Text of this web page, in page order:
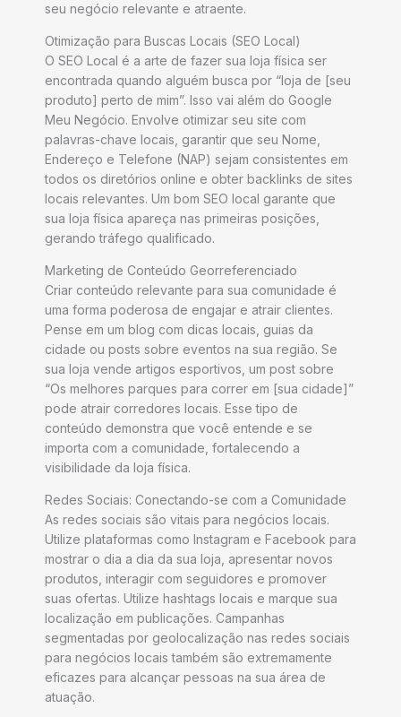
seu negócio relevante e atraente.
Otimização para Buscas Locais (SEO Local)
O SEO Local é a arte de fazer sua loja física ser
encontrada quando alguém busca por “loja de [seu
produto] perto de mim”. Isso vai além do Google
Meu Negócio. Envolve otimizar seu site com
palavras-chave locais, garantir que seu Nome,
Endereço e Telefone (NAP) sejam consistentes em
todos os diretórios online e obter backlinks de sites
locais relevantes. Um bom SEO local garante que
sua loja física apareça nas primeiras posições,
gerando tráfego qualificado.
Marketing de Conteúdo Georreferenciado
Criar conteúdo relevante para sua comunidade é
uma forma poderosa de engajar e atrair clientes.
Pense em um blog com dicas locais, guias da
cidade ou posts sobre eventos na sua região. Se
sua loja vende artigos esportivos, um post sobre
“Os melhores parques para correr em [sua cidade]”
pode atrair corredores locais. Esse tipo de
conteúdo demonstra que você entende e se
importa com a comunidade, fortalecendo a
visibilidade da loja física.
Redes Sociais: Conectando-se com a Comunidade
As redes sociais são vitais para negócios locais.
Utilize plataformas como Instagram e Facebook para
mostrar o dia a dia da sua loja, apresentar novos
produtos, interagir com seguidores e promover
suas ofertas. Utilize hashtags locais e marque sua
localização em publicações. Campanhas
segmentadas por geolocalização nas redes sociais
para negócios locais também são extremamente
eficazes para alcançar pessoas na sua área de
atuação.